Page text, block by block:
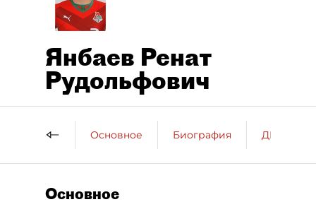
Янбаев Ренат
Рудольфович
Основное Биография ДП о
Основное